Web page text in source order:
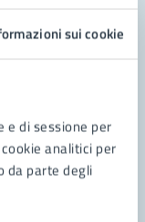
sui cookie
e di sessione per
analitici per
da parte degli